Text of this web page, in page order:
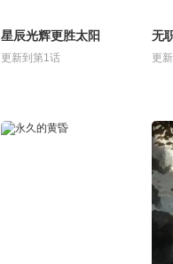
星辰光辉更胜太阳
更新到第1话
无
毫
更